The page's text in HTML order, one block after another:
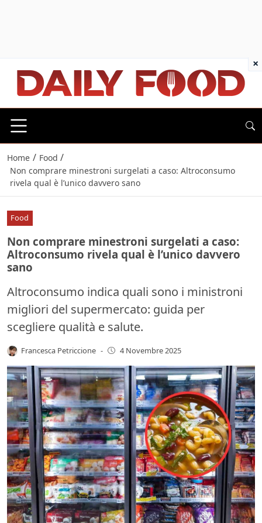
Home / Food /
Non comprare minestroni surgelati a caso: Altroconsumo
rivela qual è l’unico davvero sano
Food
Non comprare minestroni surgelati a caso:
Altroconsumo rivela qual è l’unico davvero
sano
Altroconsumo indica quali sono i ministroni
migliori del supermercato: guida per
scegliere qualità e salute.
Francesca Petriccione - 4 Novembre 2025
×